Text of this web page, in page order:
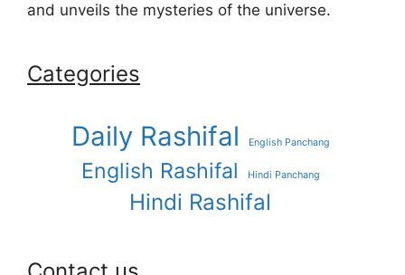
and unveils the mysteries of the universe.
Categories
Daily Rashifal English Panchang
English Rashifal Hindi Panchang
Hindi Rashifal